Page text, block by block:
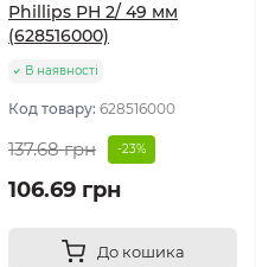
Phillips PH 2/ 49 мм
(628516000)
В наявності
Код товару: 628516000
137.68 грн -23%
106.69 грн
До кошика